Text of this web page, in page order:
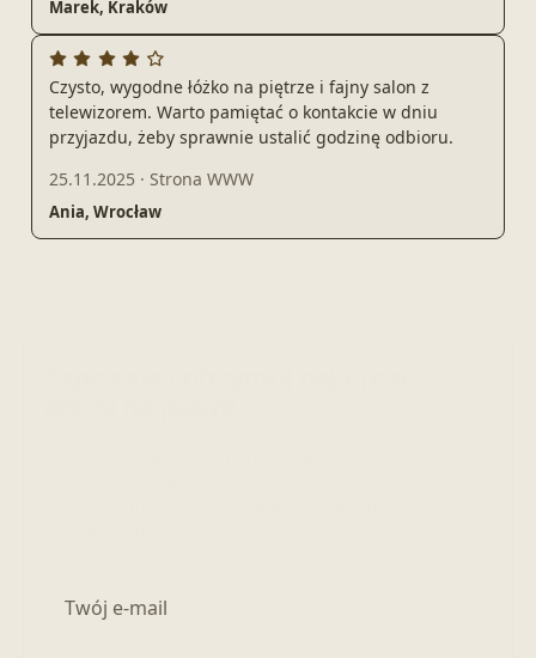
Marek, Kraków
Czysto, wygodne łóżko na piętrze i fajny salon z
telewizorem. Warto pamiętać o kontakcie w dniu
przyjazdu, żeby sprawnie ustalić godzinę odbioru.
25.11.2025 · Strona WWW
Ania, Wrocław